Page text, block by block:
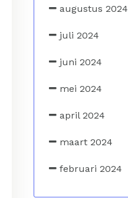
augustus 2024
juli 2024
juni 2024
mei 2024
april 2024
maart 2024
februari 2024